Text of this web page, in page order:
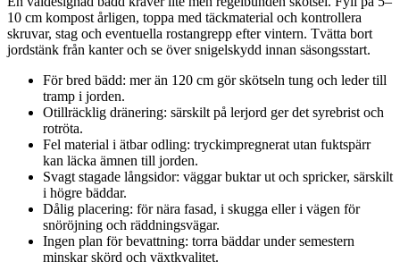
10 cm kompost årligen, toppa med täckmaterial och kontrollera
skruvar, stag och eventuella rostangrepp efter vintern. Tvätta bort
jordstänk från kanter och se över snigelskydd innan säsongsstart.
För bred bädd: mer än 120 cm gör skötseln tung och leder till
tramp i jorden.
Otillräcklig dränering: särskilt på lerjord ger det syrebrist och
rotröta.
Fel material i ätbar odling: tryckimpregnerat utan fuktspärr
kan läcka ämnen till jorden.
Svagt stagade långsidor: väggar buktar ut och spricker, särskilt
i högre bäddar.
Dålig placering: för nära fasad, i skugga eller i vägen för
snöröjning och räddningsvägar.
Ingen plan för bevattning: torra bäddar under semestern
minskar skörd och växtkvalitet.